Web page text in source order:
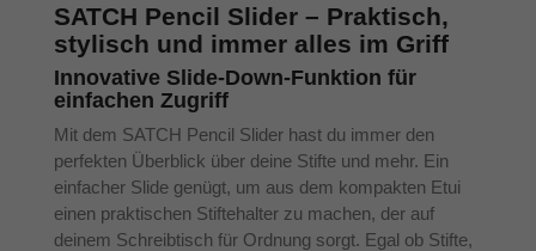
SATCH Pencil Slider – Praktisch,
stylisch und immer alles im Griff
Innovative Slide-Down-Funktion für
einfachen Zugriff
Mit dem SATCH Pencil Slider hast du immer den
perfekten Überblick über deine Stifte und mehr. Ein
einfacher Slide genügt, um aus dem kompakten Etui
einen praktischen Stiftehalter zu machen, der auf
deinem Schreibtisch für Ordnung sorgt. Egal ob Stifte,